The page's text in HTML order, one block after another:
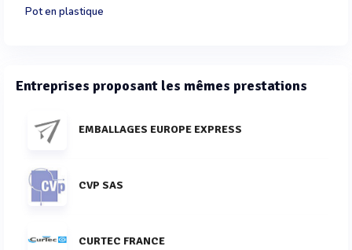
Pot en plastique
Entreprises proposant les mêmes prestations
EMBALLAGES EUROPE EXPRESS
CVP SAS
CURTEC FRANCE